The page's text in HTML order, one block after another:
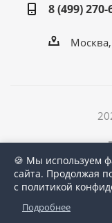
8 (499) 270-
🍪 Мы используем
сайта. Продолжая
с политикой
Подробнее